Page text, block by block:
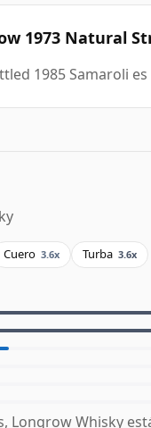
1973 Natural
1985 Samaroli
Cuero 3.6x Turba 3.6x
Longrow Whisky